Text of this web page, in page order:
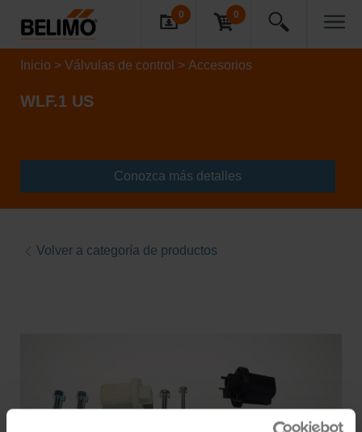
0 0
Inicio Válvulas de control Accesorios
WLF.1 US
Conozca más detalles
Volver a categoría de productos